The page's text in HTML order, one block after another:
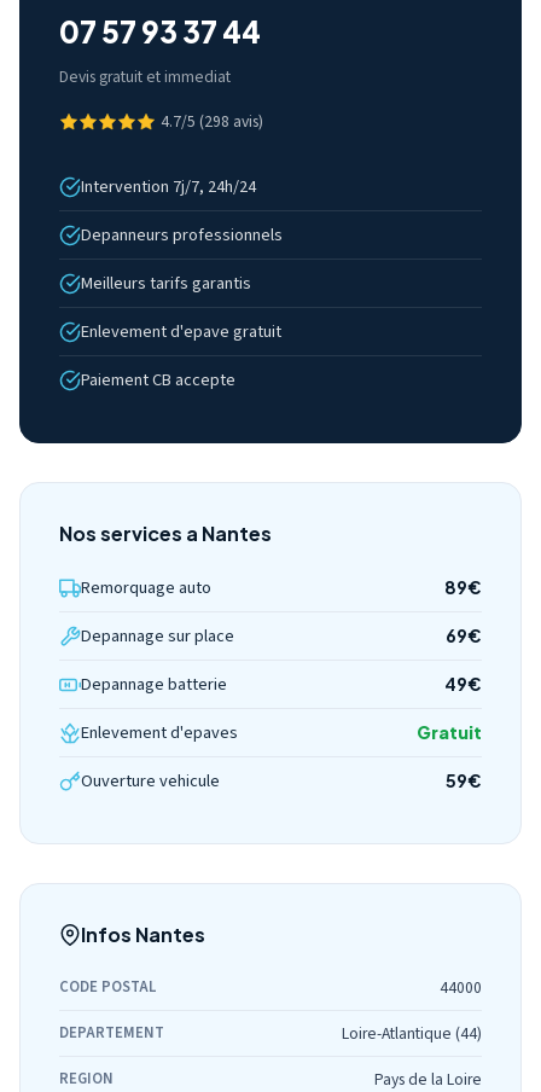
07 57 93 37 44
Devis gratuit et immediat
4.7/5 (298 avis)
Intervention 7j/7, 24h/24
Depanneurs professionnels
Meilleurs tarifs garantis
Enlevement d'epave gratuit
Paiement CB accepte
Nos services a Nantes
Remorquage auto 89€
Depannage sur place 69€
Depannage batterie 49€
Enlevement d'epaves Gratuit
Ouverture vehicule 59€
Infos Nantes
CODE POSTAL 44000
DEPARTEMENT Loire-Atlantique (44)
REGION Pays de la Loire